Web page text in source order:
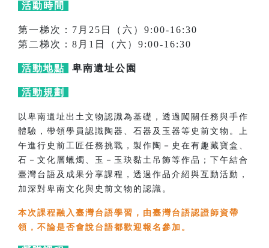
活動時間
第一梯次：7月25日（六）9:00-16:30
第二梯次：8月1日（六）9:00-16:30
活動地點 卑南遺址公園
活動規劃
以卑南遺址出土文物認識為基礎，透過闖關任務與手作
體驗，帶領學員認識陶器、石器及玉器等史前文物。上
午進行史前工匠任務挑戰，製作陶－史在有趣藏寶盒、
石－文化層蠟燭、玉－玉玦黏土吊飾等作品；下午結合
臺灣台語及成果分享課程，透過作品介紹與互動活動，
加深對卑南文化與史前文物的認識。
本次課程融入臺灣台語學習，由臺灣台語認證師資帶
領，不論是否會說台語都歡迎報名參加。